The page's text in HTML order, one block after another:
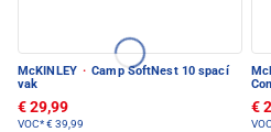
McKINLEY · Camp SoftNest 10 spací
vak
€ 29,99
VOC*€ 39,99
€